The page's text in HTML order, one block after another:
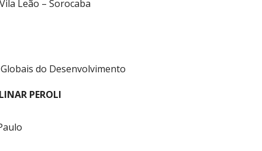
Leão – Sorocaba
do Desenvolvimento
PEROLI